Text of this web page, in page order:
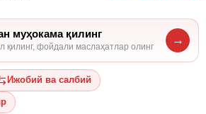
муҳокама қилинг
қилинг, фойдали маслаҳатлар олинг
→
Ижобий ва салбий